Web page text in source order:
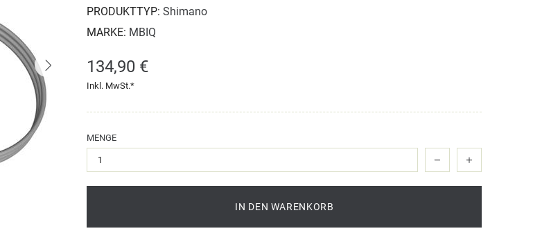
PRODUKTTYP: Shimano
MARKE: MBIQ
134,90 €
Inkl. MwSt.*
MENGE
IN DEN WARENKORB